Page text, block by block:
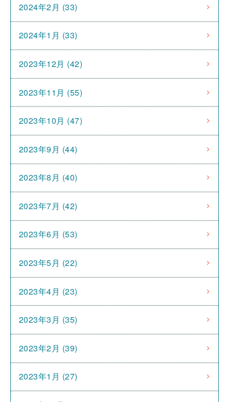
2024年2月 (33)
2024年1月 (33)
2023年12月 (42)
2023年11月 (55)
2023年10月 (47)
2023年9月 (44)
2023年8月 (40)
2023年7月 (42)
2023年6月 (53)
2023年5月 (22)
2023年4月 (23)
2023年3月 (35)
2023年2月 (39)
2023年1月 (27)